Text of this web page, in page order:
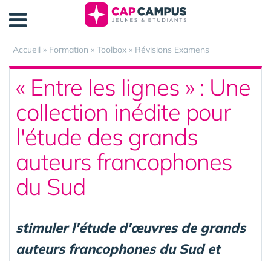
Accueil » Formation » Toolbox » Révisions Examens
« Entre les lignes » : Une
collection inédite pour
l'étude des grands
auteurs francophones
du Sud
stimuler l'étude d'œuvres de grands
auteurs francophones du Sud et
Panneau de gestion des cookies